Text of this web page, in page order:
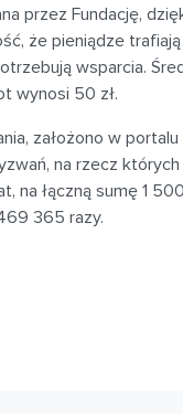
przez Fundację,
że pieniądze
wsparcia.
wynosi 50 zł.
założono w
na rzecz
na łączną sumę 1
365 razy.